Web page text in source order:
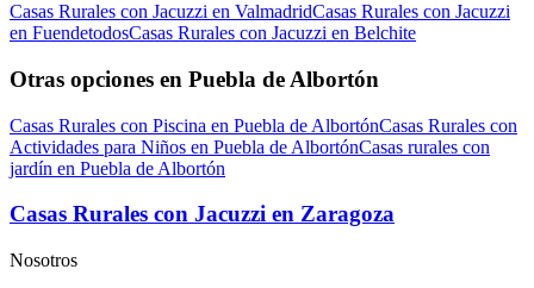
Casas Rurales con Jacuzzi en ValmadridCasas Rurales con Jacuzzi
en FuendetodosCasas Rurales con Jacuzzi en Belchite
Otras opciones en Puebla de Albortón
Casas Rurales con Piscina en Puebla de AlbortónCasas Rurales con
Actividades para Niños en Puebla de AlbortónCasas rurales con
jardín en Puebla de Albortón
Casas Rurales con Jacuzzi en Zaragoza
Nosotros